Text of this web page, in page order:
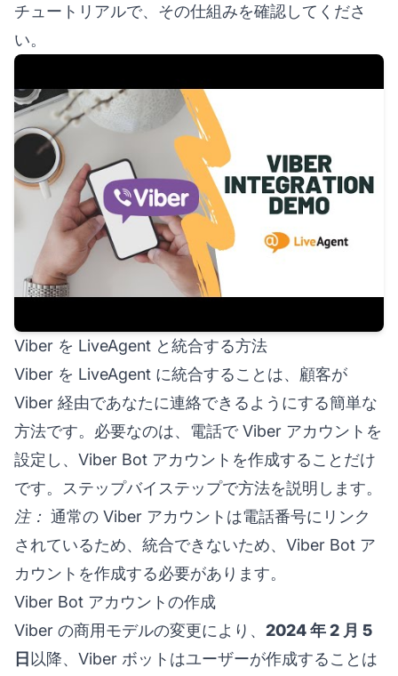
チュートリアルで、その仕組みを確認してくださ
い。
Viber を LiveAgent と統合する方法
Viber を LiveAgent に統合することは、顧客が
Viber 経由であなたに連絡できるようにする簡単な
方法です。必要なのは、電話で Viber アカウントを
設定し、Viber Bot アカウントを作成することだけ
です。ステップバイステップで方法を説明します。
注： 通常の Viber アカウントは電話番号にリンク
されているため、統合できないため、Viber Bot ア
カウントを作成する必要があります。
Viber Bot アカウントの作成
Viber の商用モデルの変更により、 2024 年 2 月 5
日以降、Viber ボットはユーザーが作成することは